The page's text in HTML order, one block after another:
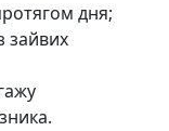
дня;
зайвих